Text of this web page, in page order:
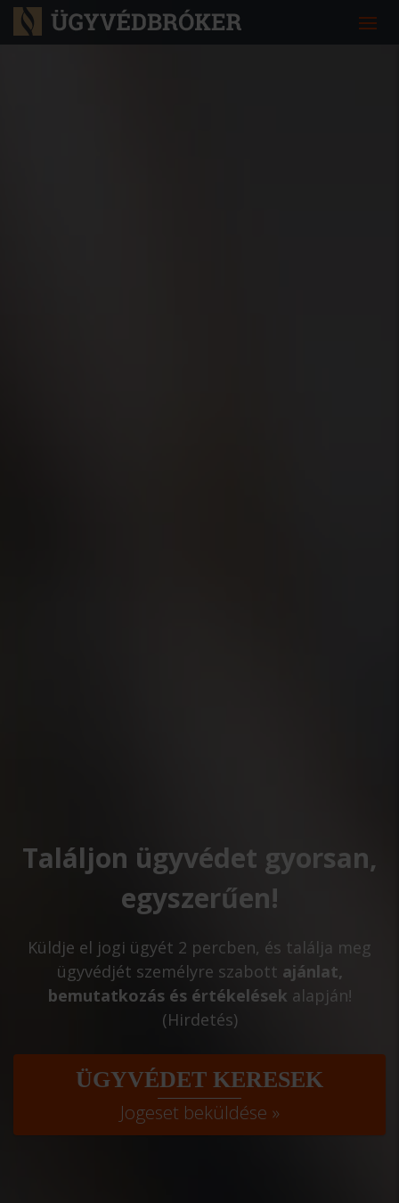
Találjon ügyvédet gyorsan,
egyszerűen!
Küldje el jogi ügyét 2 percben, és találja meg
ügyvédjét személyre szabott ajánlat,
bemutatkozás és értékelések alapján!
(Hirdetés)
ÜGYVÉDET KERESEK
Jogeset beküldése »